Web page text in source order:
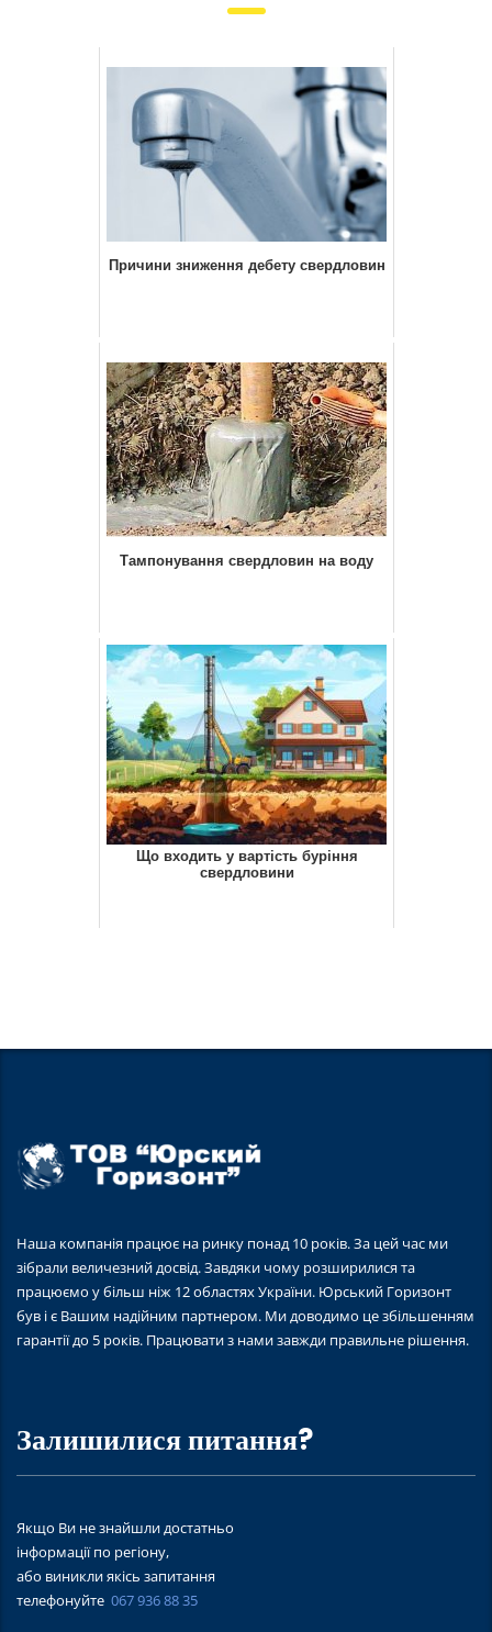
Причини зниження дебету свердловин
Тампонування свердловин на воду
Що входить у вартість буріння
свердловини
Наша компанія працює на ринку понад 10 років. За цей час ми
зібрали величезний досвід. Завдяки чому розширилися та
працюємо у більш ніж 12 областях України. Юрський Горизонт
був і є Вашим надійним партнером. Ми доводимо це збільшенням
гарантії до 5 років. Працювати з нами завжди правильне рішення.
Залишилися питання?
Якщо Ви не знайшли достатньо
інформації по регіону,
або виникли якісь запитання
телефонуйте 067 936 88 35